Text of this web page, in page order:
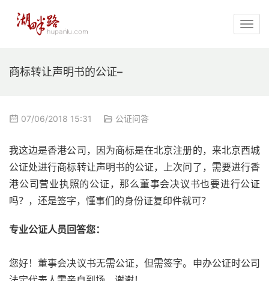
商标转让声明书的公证–
07/06/2018 15:31 公证问答
我这边是香港公司，因为商标是在北京注册的，来北京西城
公证处进行商标转让声明书的公证，上次问了，需要进行香
港公司营业执照的公证，那么董事会决议书也要进行公证
吗？，还是签字，懂事们的身份证复印件就可？
专业公证人员回答您：
您好！董事会决议书无需公证，但需签字。申办公证时公司